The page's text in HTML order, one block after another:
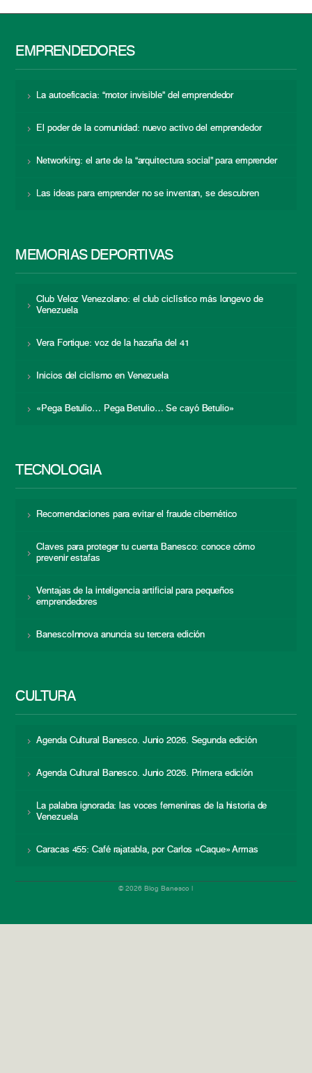
EMPRENDEDORES
La autoeficacia: “motor invisible” del emprendedor
El poder de la comunidad: nuevo activo del emprendedor
Networking: el arte de la “arquitectura social” para emprender
Las ideas para emprender no se inventan, se descubren
MEMORIAS DEPORTIVAS
Club Veloz Venezolano: el club ciclístico más longevo de
Venezuela
Vera Fortique: voz de la hazaña del 41
Inicios del ciclismo en Venezuela
«Pega Betulio… Pega Betulio… Se cayó Betulio»
TECNOLOGÍA
Recomendaciones para evitar el fraude cibernético
Claves para proteger tu cuenta Banesco: conoce cómo
prevenir estafas
Ventajas de la inteligencia artificial para pequeños
emprendedores
BanescoInnova anuncia su tercera edición
CULTURA
Agenda Cultural Banesco. Junio 2026. Segunda edición
Agenda Cultural Banesco. Junio 2026. Primera edición
La palabra ignorada: las voces femeninas de la historia de
Venezuela
Caracas 455: Café rajatabla, por Carlos «Caque» Armas
© 2026 Blog Banesco |